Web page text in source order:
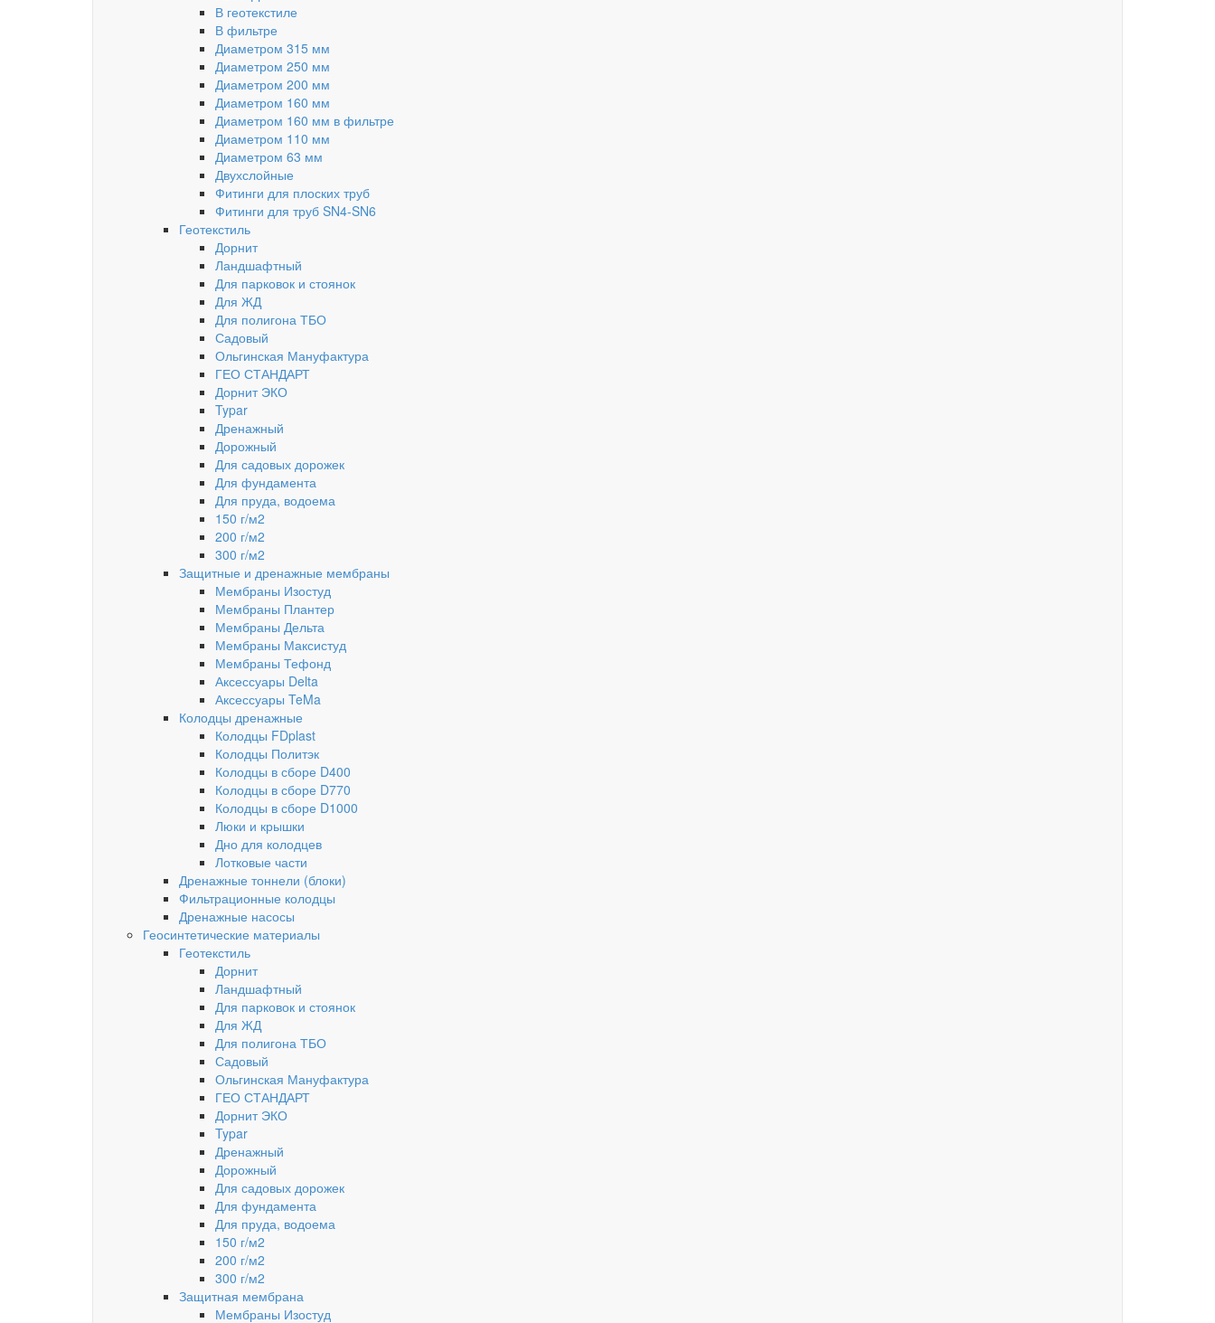
В геотекстиле
В фильтре
Диаметром 315 мм
Диаметром 250 мм
Диаметром 200 мм
Диаметром 160 мм
Диаметром 160 мм в фильтре
Диаметром 110 мм
Диаметром 63 мм
Двухслойные
Фитинги для плоских труб
Фитинги для труб SN4-SN6
Геотекстиль
Дорнит
Ландшафтный
Для парковок и стоянок
Для ЖД
Для полигона ТБО
Садовый
Ольгинская Мануфактура
ГЕО СТАНДАРТ
Дорнит ЭКО
Typar
Дренажный
Дорожный
Для садовых дорожек
Для фундамента
Для пруда, водоема
150 г/м2
200 г/м2
300 г/м2
Защитные и дренажные мембраны
Мембраны Изостуд
Мембраны Плантер
Мембраны Дельта
Мембраны Максистуд
Мембраны Тефонд
Аксессуары Delta
Аксессуары TeMa
Колодцы дренажные
Колодцы FDplast
Колодцы Политэк
Колодцы в сборе D400
Колодцы в сборе D770
Колодцы в сборе D1000
Люки и крышки
Дно для колодцев
Лотковые части
Дренажные тоннели (блоки)
Фильтрационные колодцы
Дренажные насосы
Геосинтетические материалы
Геотекстиль
Дорнит
Ландшафтный
Для парковок и стоянок
Для ЖД
Для полигона ТБО
Садовый
Ольгинская Мануфактура
ГЕО СТАНДАРТ
Дорнит ЭКО
Typar
Дренажный
Дорожный
Для садовых дорожек
Для фундамента
Для пруда, водоема
150 г/м2
200 г/м2
300 г/м2
Защитная мембрана
Мембраны Изостуд